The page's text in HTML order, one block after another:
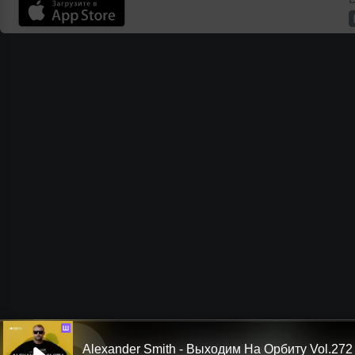
Ш
Alexander Smith - Выходим На Орбиту Vol.272